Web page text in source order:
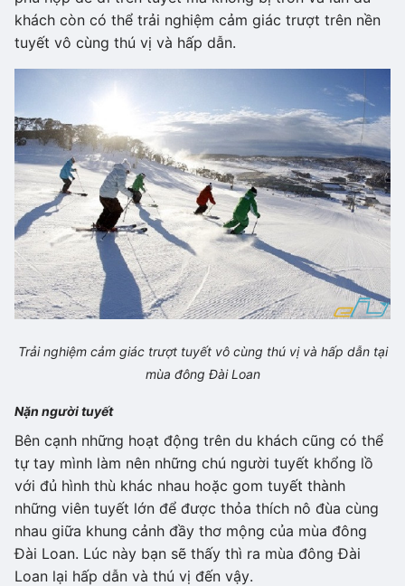
khách còn có thể trải nghiệm cảm giác trượt trên nền
tuyết vô cùng thú vị và hấp dẫn.
Trải nghiệm cảm giác trượt tuyết vô cùng thú vị và hấp dẫn tại
mùa đông Đài Loan
Nặn người tuyết
Bên cạnh những hoạt động trên du khách cũng có thể
tự tay mình làm nên những chú người tuyết khổng lồ
với đủ hình thù khác nhau hoặc gom tuyết thành
những viên tuyết lớn để được thỏa thích nô đùa cùng
nhau giữa khung cảnh đầy thơ mộng của mùa đông
Đài Loan. Lúc này bạn sẽ thấy thì ra mùa đông Đài
Loan lại hấp dẫn và thú vị đến vậy.